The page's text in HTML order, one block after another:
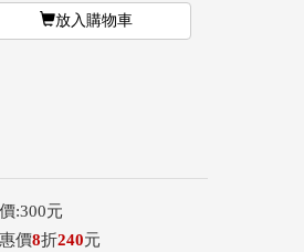
放入購物車
:300元
價8折240元